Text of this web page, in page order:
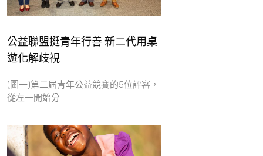
公益聯盟挺青年行善 新二代用桌
遊化解歧視
(圖一)第二屆青年公益競賽的5位評審，
從左一開始分